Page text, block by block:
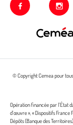
facebook
© Copyright Cemea pour
Opération financée par l’État
d’œuvre », « Dispositifs France
Dépôts (Banque des Territoires)